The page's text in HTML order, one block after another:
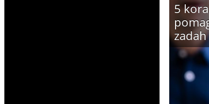
5
zadah